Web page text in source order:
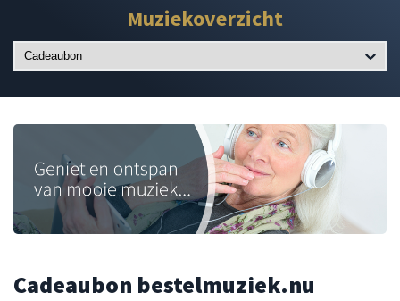
Muziekoverzicht
Cadeaubon bestelmuziek.nu